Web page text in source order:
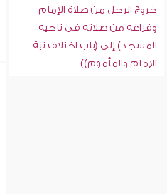
خروج الرجل من صلاة الإمام
وفراغه من صلاته في ناحية
المسجد) إلى (باب اختلاف نية
الإمام والمأموم))